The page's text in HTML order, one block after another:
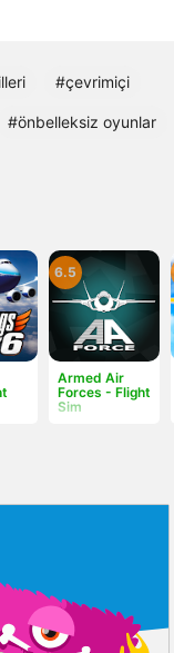
#çevrimiçi
#önbelleksiz oyunlar
Armed Air
Forces - Flight
Sim
6.5